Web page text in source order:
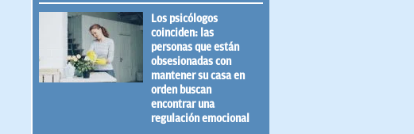
Los psicólogos
coinciden: las
personas que están
obsesionadas con
mantener su casa en
orden buscan
encontrar una
regulación emocional